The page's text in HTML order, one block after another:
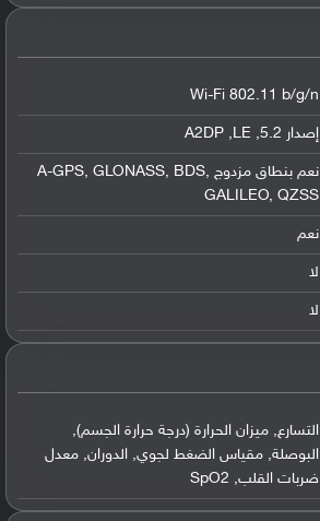
Wi-Fi 802.11 b/g/n
إصدار 5.2, A2DP ,LE
نعم بنطاق مزدوج A-GPS, GLONASS, BDS,
GALILEO, QZSS
نعم
لا
لا
التسارع, ميزان الحرارة (درجة حرارة الجسم),
البوصلة, مقياس الضغط لجوي, الدوران, معدل
ضربات القلب, SpO2